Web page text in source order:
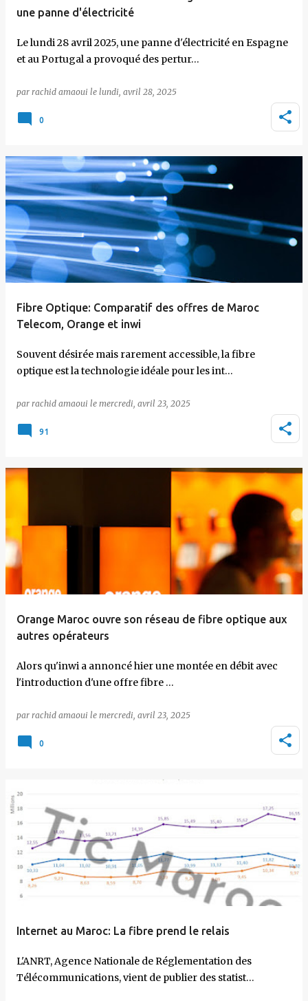
une panne d'électricité
Le lundi 28 avril 2025, une panne d'électricité en Espagne
et au Portugal a provoqué des pertur…
par rachid amaoui le lundi, avril 28, 2025
0
Fibre Optique: Comparatif des offres de Maroc
Telecom, Orange et inwi
Souvent désirée mais rarement accessible, la fibre
optique est la technologie idéale pour les int…
par rachid amaoui le mercredi, avril 23, 2025
91
Orange Maroc ouvre son réseau de fibre optique aux
autres opérateurs
Alors qu'inwi a annoncé hier une montée en débit avec
l'introduction d'une offre fibre …
par rachid amaoui le mercredi, avril 23, 2025
0
Internet au Maroc: La fibre prend le relais
L'ANRT, Agence Nationale de Réglementation des
Télécommunications, vient de publier des statist…